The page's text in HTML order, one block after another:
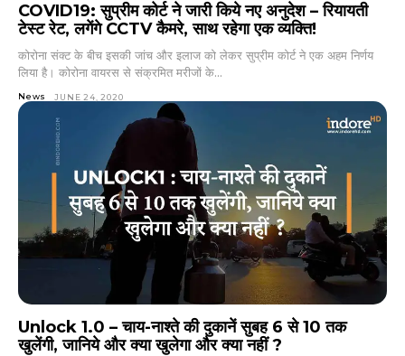
COVID19: सुप्रीम कोर्ट ने जारी किये नए अनुदेश – रियायती
टेस्ट रेट, लगेंगे CCTV कैमरे, साथ रहेगा एक व्यक्ति!
कोरोना संक्ट के बीच इसकी जांच और इलाज को लेकर सुप्रीम कोर्ट ने एक अहम निर्णय
लिया है। कोरोना वायरस से संक्रमित मरीजों के...
News JUNE 24, 2020
Unlock 1.0 – चाय-नाश्ते की दुकानें सुबह 6 से 10 तक
खुलेंगी, जानिये और क्या खुलेगा और क्या नहीं ?